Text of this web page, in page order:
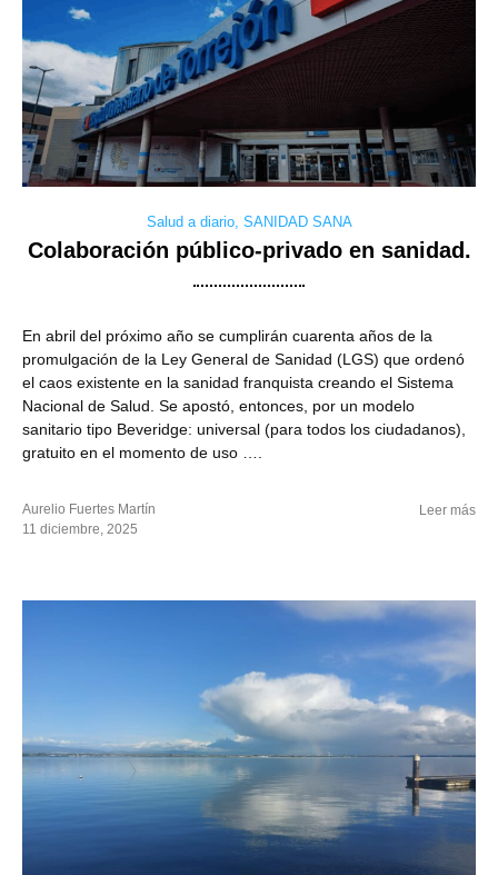
Salud a diario, SANIDAD SANA
Colaboración público-privado en sanidad.
En abril del próximo año se cumplirán cuarenta años de la
promulgación de la Ley General de Sanidad (LGS) que ordenó
el caos existente en la sanidad franquista creando el Sistema
Nacional de Salud. Se apostó, entonces, por un modelo
sanitario tipo Beveridge: universal (para todos los ciudadanos),
gratuito en el momento de uso ….
Aurelio Fuertes Martín
11 diciembre, 2025
Leer más